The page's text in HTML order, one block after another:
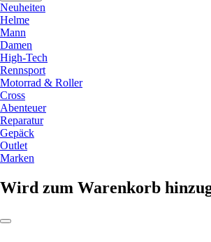
Neuheiten
Helme
Mann
Damen
High-Tech
Rennsport
Motorrad & Roller
Cross
Abenteuer
Reparatur
Gepäck
Outlet
Marken
Wird zum Warenkorb